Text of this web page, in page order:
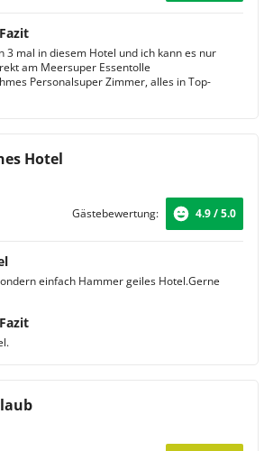
3 mal in diesem Hotel und ich kann es nur
am Meersuper Essentolle
Personalsuper Zimmer, alles in Top-
Hotel
Gästebewertung: 4.9 / 5.0
einfach Hammer geiles Hotel.Gerne